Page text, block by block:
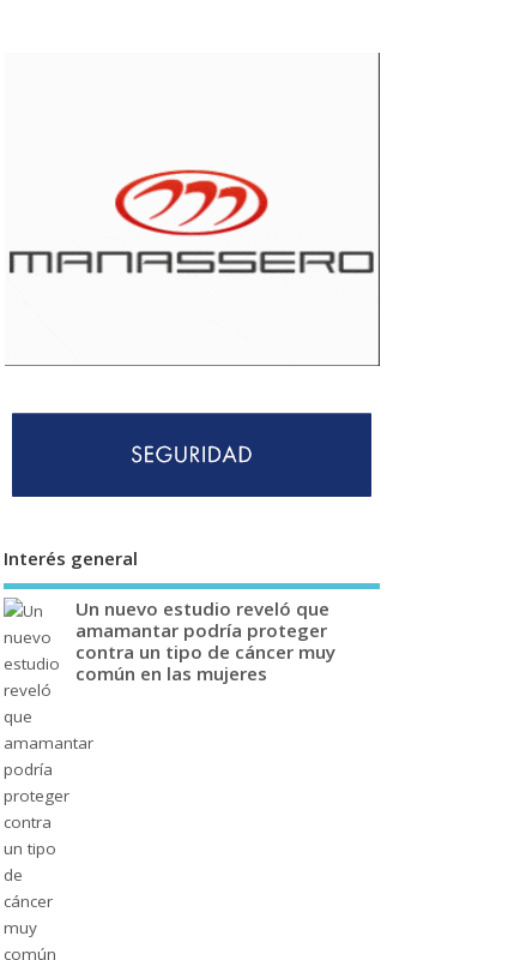
Interés general
Un nuevo estudio reveló que
amamantar podría proteger
contra un tipo de cáncer muy
común en las mujeres